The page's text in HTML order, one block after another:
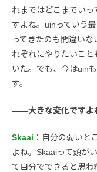
れまではどこまでいっ
すよね。uinっていう
ってきたのも間違い
れぞれにやりたいこ
いた。でも、今はuin
す。
――大きな変化ですよ
Skaai ：自分の弱いと
よね。Skaaiって頭が
て自分でできると思わ